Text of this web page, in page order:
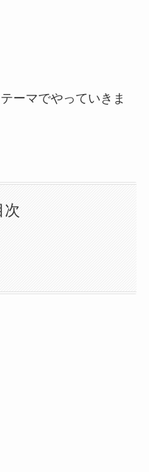
ーマでやっていきま
次